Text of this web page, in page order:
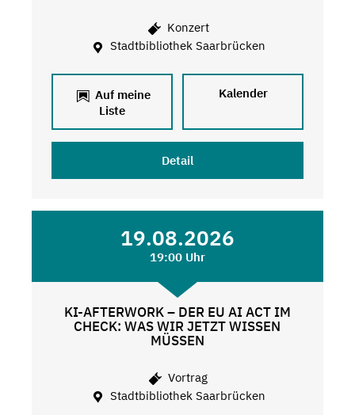
Konzert
Stadtbibliothek Saarbrücken
Auf meine
Liste
Kalender
Detail
19.08.2026
19:00 Uhr
KI-AFTERWORK – DER EU AI ACT IM
CHECK: WAS WIR JETZT WISSEN
MÜSSEN
Vortrag
Stadtbibliothek Saarbrücken